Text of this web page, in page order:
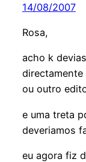
14/08/2007
Rosa,
acho k
ou outro
e uma treta
deveriamos
eu agora fiz